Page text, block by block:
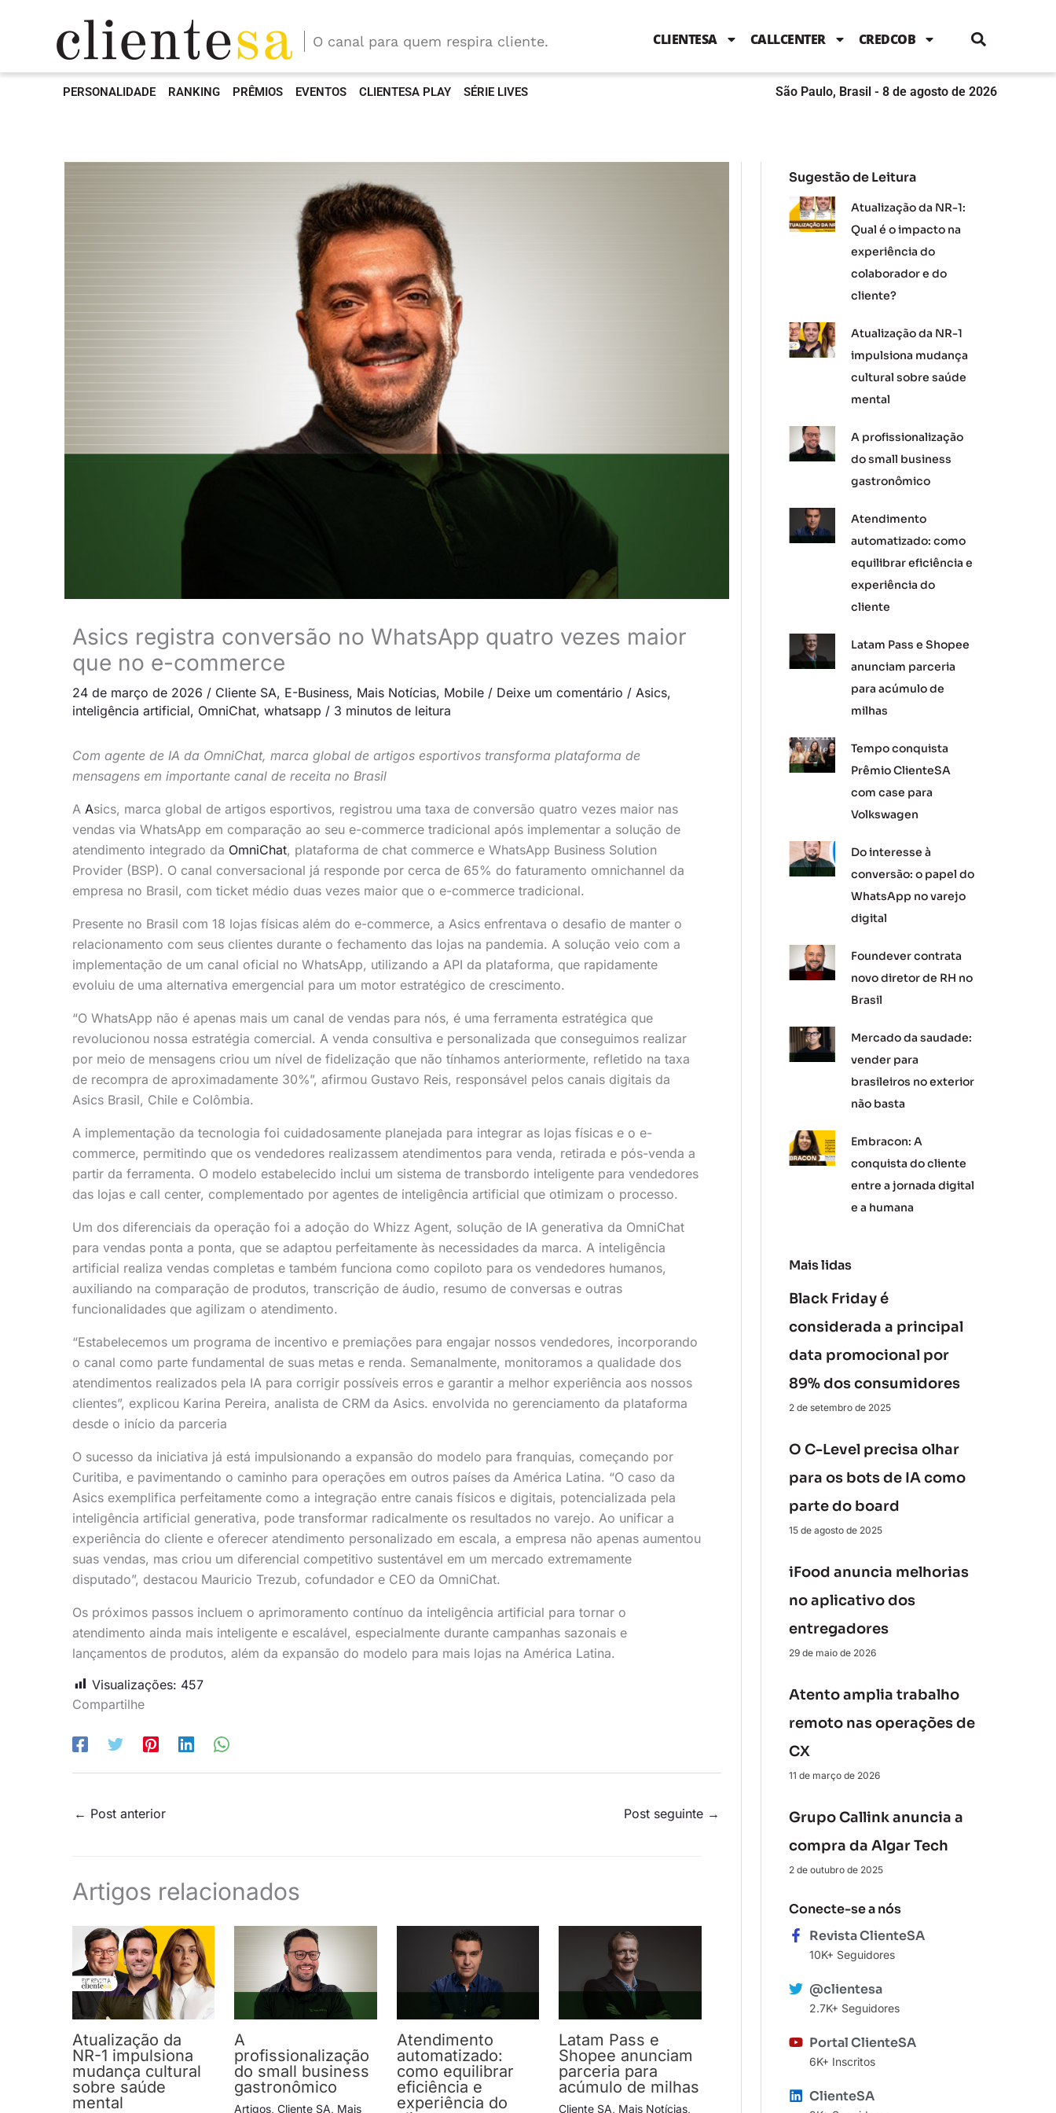
b
o
k
t
e
b
n
g
a
m
O canal para quem respira cliente. CLIENTESA CALLCENTER CREDCOB
PERSONALIDADE RANKING PRÊMIOS EVENTOS CLIENTESA PLAY SÉRIE LIVES São Paulo, Brasil - 8 de agosto de 2026
Asics registra conversão no WhatsApp quatro vezes maior
que no e-commerce
24 de março de 2026 / Cliente SA, E-Business, Mais Notícias, Mobile / Deixe um comentário / Asics,
inteligência artificial, OmniChat, whatsapp / 3 minutos de leitura
Com agente de IA da OmniChat, marca global de artigos esportivos transforma plataforma de
mensagens em importante canal de receita no Brasil
A Asics, marca global de artigos esportivos, registrou uma taxa de conversão quatro vezes maior nas
vendas via WhatsApp em comparação ao seu e-commerce tradicional após implementar a solução de
atendimento integrado da OmniChat, plataforma de chat commerce e WhatsApp Business Solution
Provider (BSP). O canal conversacional já responde por cerca de 65% do faturamento omnichannel da
empresa no Brasil, com ticket médio duas vezes maior que o e-commerce tradicional.
Presente no Brasil com 18 lojas físicas além do e-commerce, a Asics enfrentava o desafio de manter o
relacionamento com seus clientes durante o fechamento das lojas na pandemia. A solução veio com a
implementação de um canal oficial no WhatsApp, utilizando a API da plataforma, que rapidamente
evoluiu de uma alternativa emergencial para um motor estratégico de crescimento.
“O WhatsApp não é apenas mais um canal de vendas para nós, é uma ferramenta estratégica que
revolucionou nossa estratégia comercial. A venda consultiva e personalizada que conseguimos realizar
por meio de mensagens criou um nível de fidelização que não tínhamos anteriormente, refletido na taxa
de recompra de aproximadamente 30%”, afirmou Gustavo Reis, responsável pelos canais digitais da
Asics Brasil, Chile e Colômbia.
A implementação da tecnologia foi cuidadosamente planejada para integrar as lojas físicas e o e-
commerce, permitindo que os vendedores realizassem atendimentos para venda, retirada e pós-venda a
partir da ferramenta. O modelo estabelecido inclui um sistema de transbordo inteligente para vendedores
das lojas e call center, complementado por agentes de inteligência artificial que otimizam o processo.
Um dos diferenciais da operação foi a adoção do Whizz Agent, solução de IA generativa da OmniChat
para vendas ponta a ponta, que se adaptou perfeitamente às necessidades da marca. A inteligência
artificial realiza vendas completas e também funciona como copiloto para os vendedores humanos,
auxiliando na comparação de produtos, transcrição de áudio, resumo de conversas e outras
funcionalidades que agilizam o atendimento.
“Estabelecemos um programa de incentivo e premiações para engajar nossos vendedores, incorporando
o canal como parte fundamental de suas metas e renda. Semanalmente, monitoramos a qualidade dos
atendimentos realizados pela IA para corrigir possíveis erros e garantir a melhor experiência aos nossos
clientes”, explicou Karina Pereira, analista de CRM da Asics. envolvida no gerenciamento da plataforma
desde o início da parceria
O sucesso da iniciativa já está impulsionando a expansão do modelo para franquias, começando por
Curitiba, e pavimentando o caminho para operações em outros países da América Latina. “O caso da
Asics exemplifica perfeitamente como a integração entre canais físicos e digitais, potencializada pela
inteligência artificial generativa, pode transformar radicalmente os resultados no varejo. Ao unificar a
experiência do cliente e oferecer atendimento personalizado em escala, a empresa não apenas aumentou
suas vendas, mas criou um diferencial competitivo sustentável em um mercado extremamente
disputado”, destacou Mauricio Trezub, cofundador e CEO da OmniChat.
Os próximos passos incluem o aprimoramento contínuo da inteligência artificial para tornar o
atendimento ainda mais inteligente e escalável, especialmente durante campanhas sazonais e
lançamentos de produtos, além da expansão do modelo para mais lojas na América Latina.
Visualizações: 457
Compartilhe
← Post anterior Post seguinte →
Artigos relacionados
Atualização da
NR-1 impulsiona
mudança cultural
sobre saúde
mental
A
profissionalização
do small business
gastronômico
Artigos,Cliente SA, Mais
Atendimento
automatizado:
como equilibrar
eficiência e
experiência do
Latam Pass e
Shopee anunciam
parceria para
acúmulo de milhas
Cliente SA, Mais Notícias,
Sugestão de Leitura
Atualização da NR-1:
Qual é o impacto na
experiência do
colaborador e do
cliente?
Atualização da NR-1
impulsiona mudança
cultural sobre saúde
mental
A profissionalização
do small business
gastronômico
Atendimento
automatizado: como
equilibrar eficiência e
experiência do
cliente
Latam Pass e Shopee
anunciam parceria
para acúmulo de
milhas
Tempo conquista
Prêmio ClienteSA
com case para
Volkswagen
Do interesse à
conversão: o papel do
WhatsApp no varejo
digital
Foundever contrata
novo diretor de RH no
Brasil
Mercado da saudade:
vender para
brasileiros no exterior
não basta
Embracon: A
conquista do cliente
entre a jornada digital
e a humana
Mais lidas
Black Friday é
considerada a principal
data promocional por
89% dos consumidores
2 de setembro de 2025
O C-Level precisa olhar
para os bots de IA como
parte do board
15 de agosto de 2025
iFood anuncia melhorias
no aplicativo dos
entregadores
29 de maio de 2026
Atento amplia trabalho
remoto nas operações de
CX
11 de março de 2026
Grupo Callink anuncia a
compra da Algar Tech
2 de outubro de 2025
Conecte-se a nós
Revista ClienteSA
10K+ Seguidores
@clientesa
2.7K+ Seguidores
Portal ClienteSA
6K+ Inscritos
ClienteSA